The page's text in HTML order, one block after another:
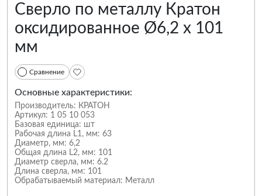
Сверло по металлу Кратон
оксидированное Ø6,2 х 101
мм
Сравнение
Основные характеристики:
Производитель: КРАТОН
Артикул: 1 05 10 053
Базовая единица: шт
Рабочая длина L1, мм: 63
Диаметр, мм: 6,2
Общая длина L2, мм: 101
Диаметр сверла, мм: 6.2
Длина сверла, мм: 101
Обрабатываемый материал: Металл